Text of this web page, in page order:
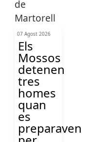
07 Agost 2026
Els
Mossos
detenen
tres
homes
quan
es
preparaven